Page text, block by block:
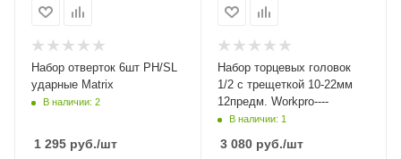
Набор отверток 6шт PH/SL
ударные Matrix
В наличии: 2
1 295 руб./шт
Набор торцевых головок
1/2 с трещеткой 10-22мм
12предм. Workpro----
В наличии: 1
3 080руб./шт